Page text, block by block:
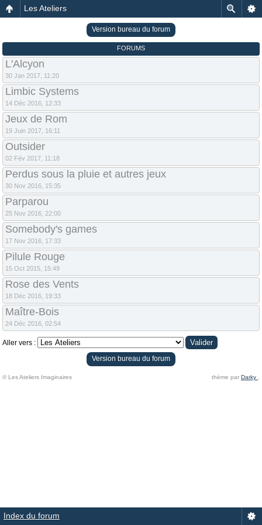
Les Ateliers
Version bureau du forum
FORUMS
L'Alcyon
30 Jan 2017, 11:20
Limbic Systems
14 Déc 2016, 12:33
Jeux de Rom
19 Juin 2017, 16:11
Outsider
02 Fév 2017, 11:18
Perdus sous la pluie et autres jeux
30 Nov 2016, 15:35
Parparou
25 Nov 2016, 22:00
Somebody's games
17 Nov 2016, 17:33
Pilule Rouge
15 Oct 2015, 15:49
Rose des Vents
18 Déc 2016, 19:33
Maître-Bois
24 Déc 2016, 02:54
Aller vers :
Version bureau du forum
© Les Ateliers Imaginaires thème par Darky
Index du forum